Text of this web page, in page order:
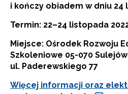
i kończy obiadem w dniu 24
Termin: 22–24 listopada
Miejsce: Ośrodek Rozwoju
Szkoleniowe 05-070
ul. Paderewskiego 77
Więcej informacji oraz